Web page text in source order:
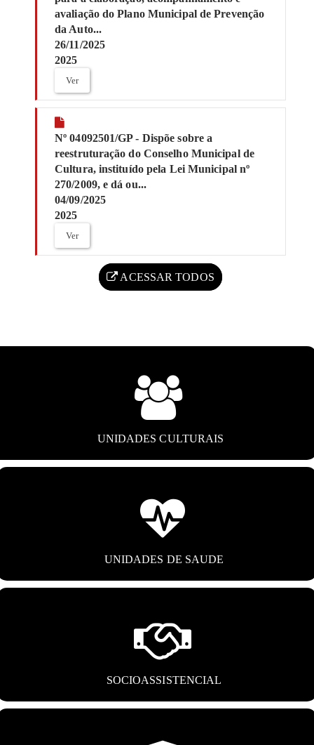
avaliação do Plano Municipal de Prevenção
da Auto...
26/11/2025
2025
Ver
Nº 04092501/GP - Dispõe sobre a
reestruturação do Conselho Municipal de
Cultura, instituído pela Lei Municipal nº
270/2009, e dá ou...
04/09/2025
2025
Ver
ACESSAR TODOS
UNIDADES CULTURAIS
UNIDADES DE SAUDE
SOCIOASSISTENCIAL